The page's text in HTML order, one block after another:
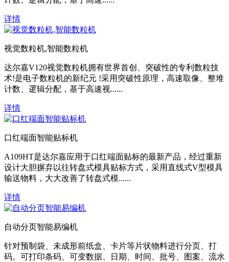
详情
视觉数粒机,智能数粒机
达尔嘉V120视觉数粒机拥有世界首创、突破性的专利数粒技
术!是电子数粒机的新纪元 !采用突破性原理，高速取像、整堆
计数、逻辑分配，基于高速视......
详情
口红端面智能贴标机
A109HT是达尔嘉应用于口红端面贴标的最新产品，经过重新
设计大胆摒弃以往转盘式模具贴标方式，采用直线式V型模具
输送物料，大大改善了转盘式模......
详情
自动分页智能易编机
针对预制袋、未成形前纸盒、卡片等片状物料进行分页、打
码。可打印条码、可变数据、日期、时间、批号、图案、流水